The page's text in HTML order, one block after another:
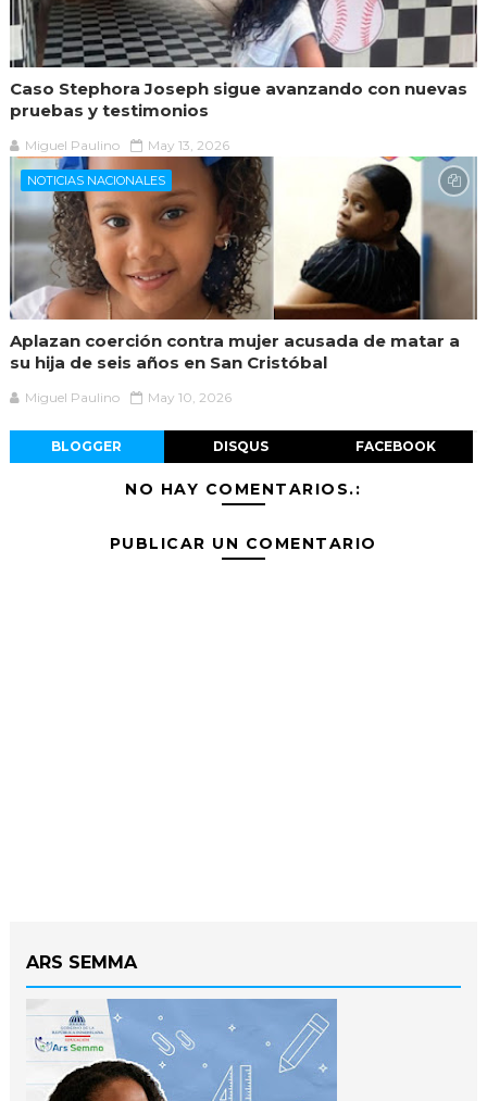
Caso Stephora Joseph sigue avanzando con nuevas
pruebas y testimonios
Miguel Paulino May 13, 2026
NOTICIAS NACIONALES
Aplazan coerción contra mujer acusada de matar a
su hija de seis años en San Cristóbal
Miguel Paulino May 10, 2026
BLOGGER DISQUS FACEBOOK
NO HAY COMENTARIOS.:
PUBLICAR UN COMENTARIO
ARS SEMMA